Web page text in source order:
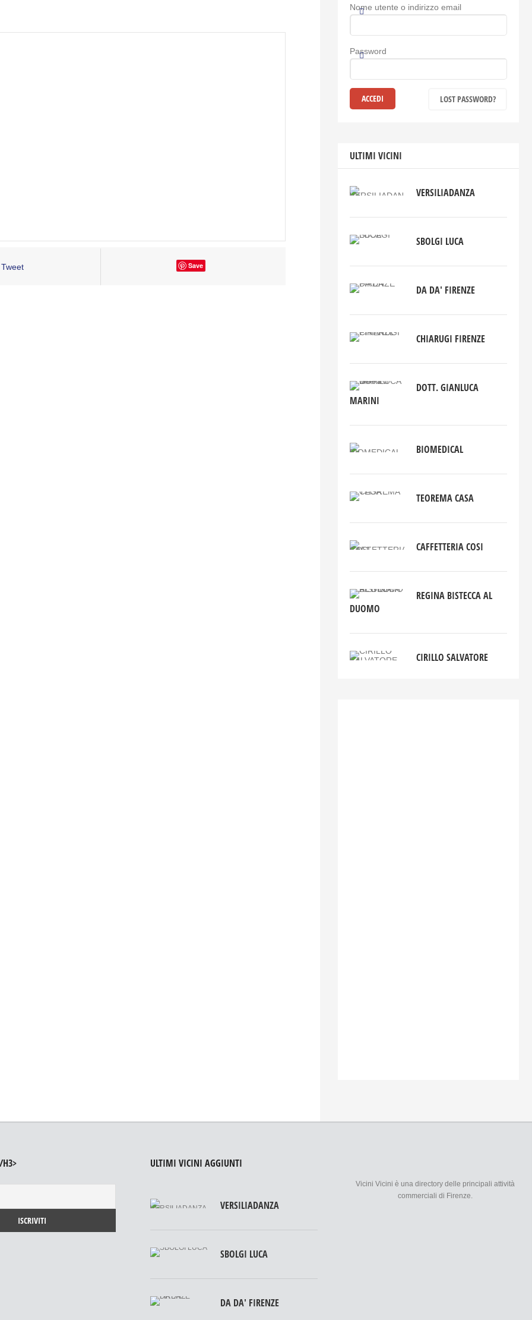
Tweet Save
Nome utente o indirizzo email
Password
LOST PASSWORD?
ULTIMI VICINI
VERSILIADANZA
SBOLGI LUCA
DA DA' FIRENZE
CHIARUGI FIRENZE
DOTT. GIANLUCA
MARINI
BIOMEDICAL
TEOREMA CASA
CAFFETTERIA COSI
REGINA BISTECCA AL
DUOMO
CIRILLO SALVATORE
H3> ULTIMI VICINI AGGIUNTI
VERSILIADANZA
SBOLGI LUCA
DA DA' FIRENZE
Vicini Vicini è una directory delle principali attività
commerciali di Firenze.